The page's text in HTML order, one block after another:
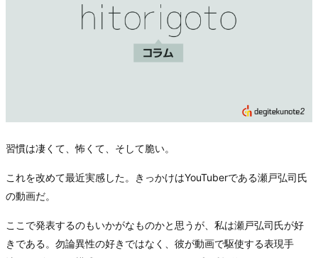
習慣は凄くて、怖くて、そして脆い。
これを改めて最近実感した。きっかけはYouTuberである瀬戸弘司氏
の動画だ。
ここで発表するのもいかがなものかと思うが、私は瀬戸弘司氏が好
きである。勿論異性の好きではなく、彼が動画で駆使する表現手